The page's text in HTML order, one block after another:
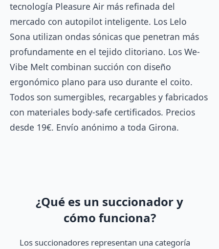
tecnología Pleasure Air más refinada del
mercado con autopilot inteligente. Los Lelo
Sona utilizan ondas sónicas que penetran más
profundamente en el tejido clitoriano. Los We-
Vibe Melt combinan succión con diseño
ergonómico plano para uso durante el coito.
Todos son sumergibles, recargables y fabricados
con materiales body-safe certificados. Precios
desde 19€. Envío anónimo a toda Girona.
¿Qué es un succionador y
cómo funciona?
Los succionadores representan una categoría